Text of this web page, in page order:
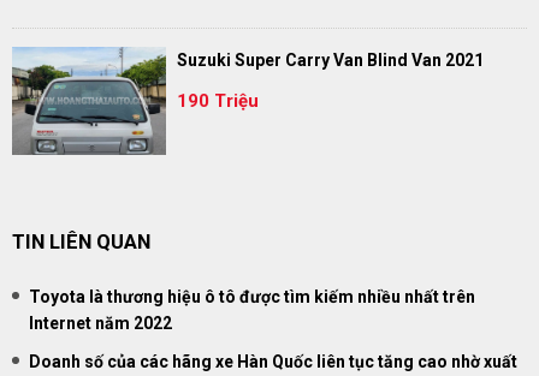
Suzuki Super Carry Van Blind Van 2021
190 Triệu
TIN LIÊN QUAN
Toyota là thương hiệu ô tô được tìm kiếm nhiều nhất trên
Internet năm 2022
Doanh số của các hãng xe Hàn Quốc liên tục tăng cao nhờ xuất